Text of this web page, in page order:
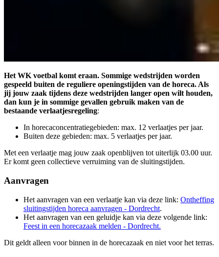
Het WK voetbal komt eraan. Sommige wedstrijden worden
gespeeld buiten de reguliere openingstijden van de horeca. Als
jij jouw zaak tijdens deze wedstrijden langer open wilt houden,
dan kun je in sommige gevallen gebruik maken van de
bestaande verlaatjesregeling:
In horecaconcentratiegebieden: max. 12 verlaatjes per jaar.
Buiten deze gebieden: max. 5 verlaatjes per jaar.
Met een verlaatje mag jouw zaak openblijven tot uiterlijk 03.00 uur.
Er komt geen collectieve verruiming van de sluitingstijden.
Aanvragen
Het aanvragen van een verlaatje kan via deze link: Ontheffing
sluitingstijden horeca aanvragen - Dordrecht.
Het aanvragen van een geluidje kan via deze volgende link:
Feest in een horecazaak melden - Dordrecht.
Dit geldt alleen voor binnen in de horecazaak en niet voor het terras.